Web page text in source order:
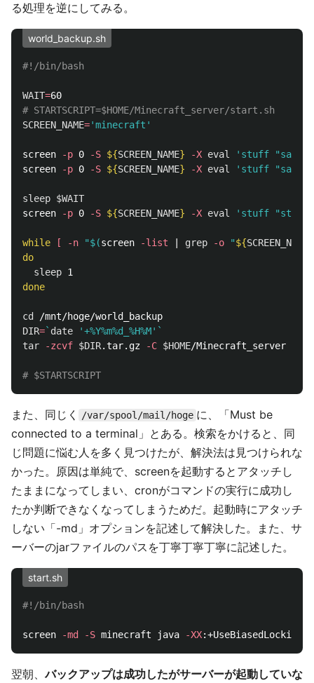
る処理を逆にしてみる。
world_backup.sh
#!/bin/bash
WAIT=
# STARTSCRIPT=$HOME/Minecraft_server/start.sh
SCREEN_NAME='minecraft'
screen -p 0 -S ${SCREEN_NAME} -X eval 'stuff "say '
screen
-p 0 -S ${SCREEN_NAME} -X eval 'stuff "say すぐ
sleep $WAIT
screen
-p 0 -S ${SCREEN_NAME} -X eval 'stuff
while [ -n "$(screen -list grep -o "${SCREEN_NAME
do
sleep
done
cd
DIR=` date '+%Y%m%d_%H%M' `
tar
-zcvf $DIR.tar.gz -C $HOME/Minecraft_server
# $STARTSCRIPT
また、同じく /var/spool/mail/hoge に、「Must be
connected to a terminal」とある。検索をかけると、同
じ問題に悩む人を多く見つけたが、解決法は見つけられな
かった。原因は単純で、screenを起動するとアタッチし
たままになってしまい、cronがコマンドの実行に成功し
たか判断できなくなってしまうためだ。起動時にアタッチ
しない「-md」オプションを記述して解決した。また、サ
ーバーのjarファイルのパスを丁寧丁寧丁寧に記述した。
start.sh
#!/bin/bash
screen -md -S minecraft java -XX:+UseBiasedLocking
翌朝、バックアップは成功したがサーバーが起動していな